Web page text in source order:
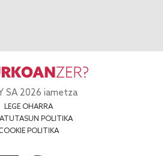
SA 2026 iametza
LEGE OHARRA
POLITIKA
POLITIKA